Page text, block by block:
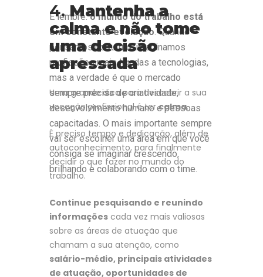
E lembre:o mundo do trabalho está
em constante evolução. Quando
pensamos no futuro, imaginamos
profissões mais ligadas a tecnologias,
mas a verdade é que o mercado
sempre precisa de criatividade,
desenvolvimento humano e pessoas
capacitadas. O mais importante sempre
vai ser escolher uma área em que você
consiga se imaginar crescendo,
brilhando e colaborando com o time.
4.Mantenha a
calma e não tome
uma decisão
apressada
Uma grande dica para descobrir a sua
vocação profissional é tercalma.
É preciso tempo e dedicação, além de
autoconhecimento, para finalmente
decidir o que fazer no mundo do
trabalho.
Continue pesquisando e reunindo
informações cada vez mais valiosas
sobre as áreas de atuação que
chamam a sua atenção, como
salário-médio, principais atividades
de atuação, oportunidades de